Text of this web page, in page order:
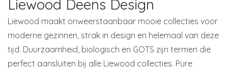
Liewood Deens Design
Liewood maakt onweerstaanbaar mooie collecties voor
moderne gezinnen, strak in design en helemaal van deze
tijd. Duurzaamheid, biologisch en GOTS zijn termen die
perfect aansluiten bij alle Liewood collecties. Pure